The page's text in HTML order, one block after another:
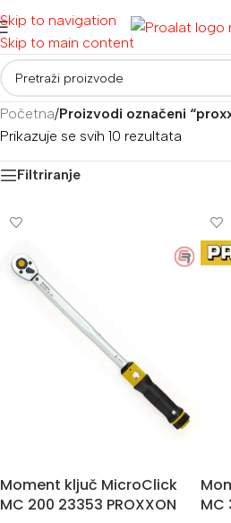
Skip to navigation
Skip to main content
Početna/Proizvodi označeni
Prikazuje se svih 10 rezultata
Filtriranje
Moment ključ MicroClick
MC 200 23353 PROXXON
MC